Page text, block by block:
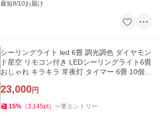
最短8/10お届け
シーリングライト led 6畳 調光調色 ダイヤモン
ド星空 リモコン付き LEDシーリングライト6畳
おしゃれ キラキラ 常夜灯 タイマー 6畳 10個セ
23,000円
15% （3,145pt） 要エントリー